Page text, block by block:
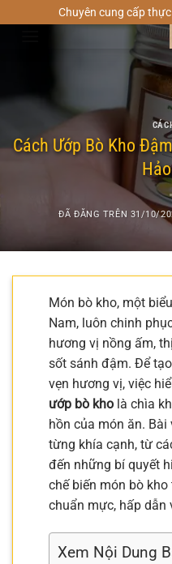
đến
Chuyên cung cấp
Cách Ướp Bò Kho
ĐÃ ĐĂNG TRÊN 31/10/
Món bò kho, một
Nam, luôn chinh
hương vị nồng ấm,
sốt sánh đậm. Để
vẹn hương vị, việc
ướp bò kho là chìa
hồn của món ăn.
từng khía cạnh, từ
đến những bí quyết
chế biến món bò
chuẩn mực, hấp dẫn
Xem Nội Dung